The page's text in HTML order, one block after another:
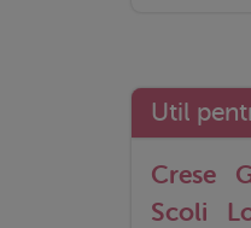
Util
Crese
Scoli